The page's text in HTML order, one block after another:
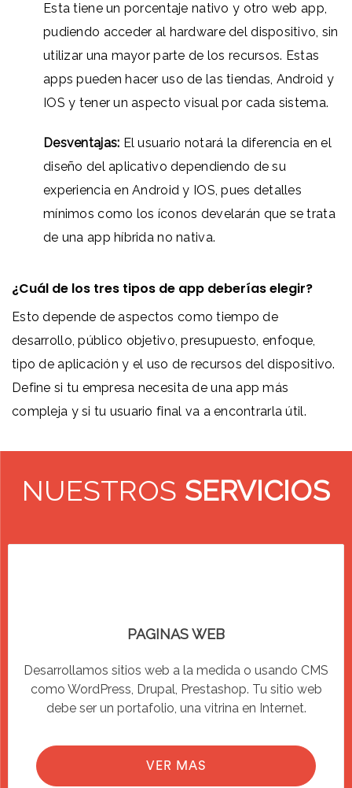
Esta tiene un porcentaje nativo y otro web app,
pudiendo acceder al hardware del dispositivo, sin
utilizar una mayor parte de los recursos. Estas
apps pueden hacer uso de las tiendas, Android y
IOS y tener un aspecto visual por cada sistema.
Desventajas: El usuario notará la diferencia en el
diseño del aplicativo dependiendo de su
experiencia en Android y IOS, pues detalles
mínimos como los íconos develarán que se trata
de una app híbrida no nativa.
¿Cuál de los tres tipos de app deberías elegir?
Esto depende de aspectos como tiempo de
desarrollo, público objetivo, presupuesto, enfoque,
tipo de aplicación y el uso de recursos del dispositivo.
Define si tu empresa necesita de una app más
compleja y si tu usuario final va a encontrarla útil.
NUESTROS SERVICIOS
PAGINAS WEB
Desarrollamos sitios web a la medida o usando CMS
como WordPress, Drupal, Prestashop. Tu sitio web
debe ser un portafolio, una vitrina en Internet.
VER MAS